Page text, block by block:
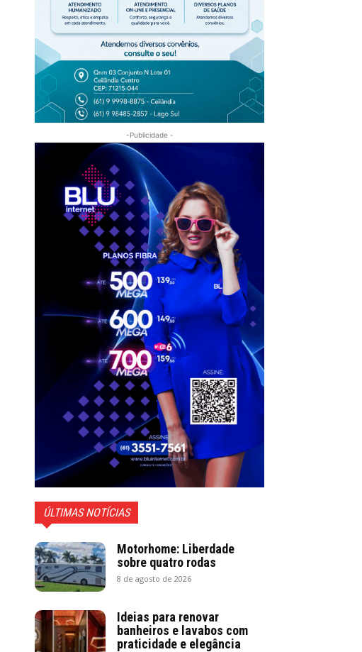
-Publicidade -
ÚLTIMAS NOTÍCIAS
Motorhome: Liberdade
sobre quatro rodas
8 de agosto de 2026
Ideias para renovar
banheiros e lavabos com
praticidade e elegância